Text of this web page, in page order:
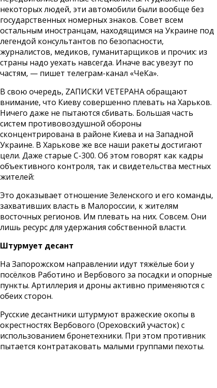
некоторых людей, эти автомобили были вообще без
государственных номерных знаков. Совет всем
остальным иностранцам, находящимся на Украине под
легендой консультантов по безопасности,
журналистов, медиков, гуманитарщиков и прочих: из
страны надо уехать навсегда. Иначе вас увезут по
частям, — пишет телеграм-канал «ЧеКа».
В свою очередь, ZАПИСКИ VЕТЕРАНА обращают
внимание, что Киеву совершенно плевать на Харьков.
Ничего даже не пытаются сбивать. Большая часть
систем противовоздушной обороны
сконцентрирована в районе Киева и на Западной
Украине. В Харькове же все наши ракеты достигают
цели. Даже старые С-300. Об этом говорят как кадры
объективного контроля, так и свидетельства местных
жителей:
Это доказывает отношение Зеленского и его команды,
захвативших власть в Малороссии, к жителям
восточных регионов. Им плевать на них. Совсем. Они
лишь ресурс для удержания собственной власти.
Штурмует десант
На Запорожском направлении идут тяжёлые бои у
посёлков Работино и Вербового за посадки и опорные
пункты. Артиллерия и дроны активно применяются с
обеих сторон.
Русские десантники штурмуют вражеские окопы в
окрестностях Вербового (Ореховский участок) с
использованием бронетехники. При этом противник
пытается контратаковать малыми группами пехоты.